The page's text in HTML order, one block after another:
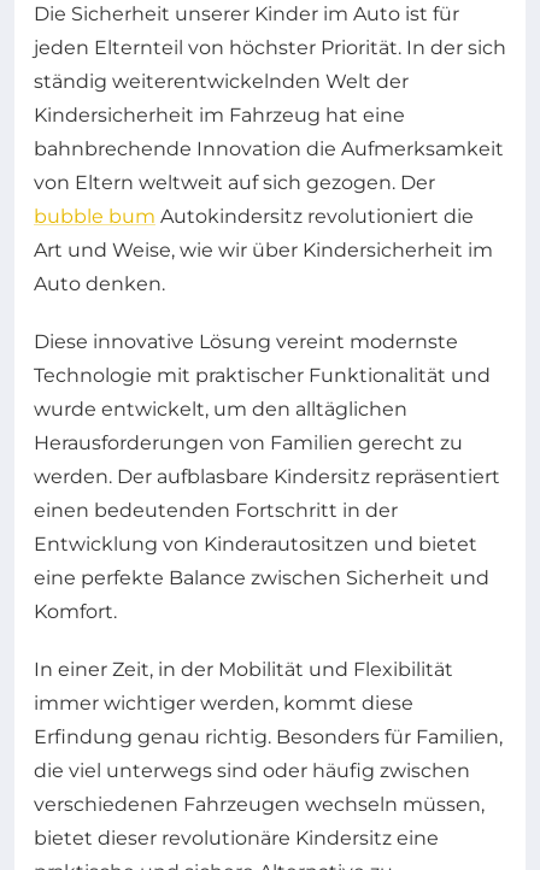
Die Sicherheit unserer Kinder im Auto ist für
jeden Elternteil von höchster Priorität. In der sich
ständig weiterentwickelnden Welt der
Kindersicherheit im Fahrzeug hat eine
bahnbrechende Innovation die Aufmerksamkeit
von Eltern weltweit auf sich gezogen. Der
bubble bum Autokindersitz revolutioniert die
Art und Weise, wie wir über Kindersicherheit im
Auto denken.
Diese innovative Lösung vereint modernste
Technologie mit praktischer Funktionalität und
wurde entwickelt, um den alltäglichen
Herausforderungen von Familien gerecht zu
werden. Der aufblasbare Kindersitz repräsentiert
einen bedeutenden Fortschritt in der
Entwicklung von Kinderautositzen und bietet
eine perfekte Balance zwischen Sicherheit und
Komfort.
In einer Zeit, in der Mobilität und Flexibilität
immer wichtiger werden, kommt diese
Erfindung genau richtig. Besonders für Familien,
die viel unterwegs sind oder häufig zwischen
verschiedenen Fahrzeugen wechseln müssen,
bietet dieser revolutionäre Kindersitz eine